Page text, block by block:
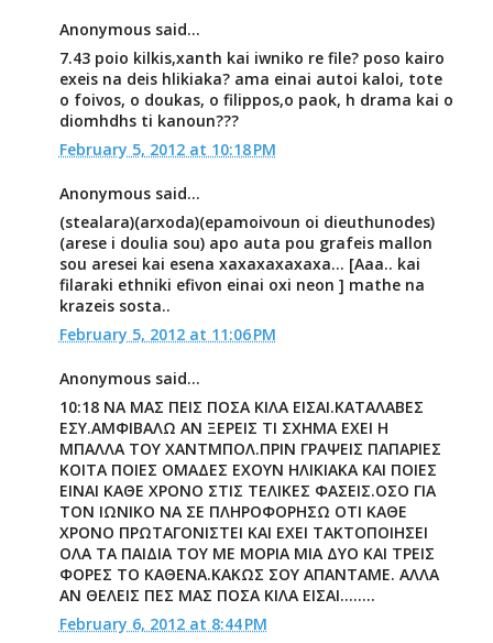
Anonymous said...
7.43 poio kilkis,xanth kai iwniko re file? poso kairo
exeis na deis hlikiaka? ama einai autoi kaloi, tote
o foivos, o doukas, o filippos,o paok, h drama kai o
diomhdhs ti kanoun???
February 5, 2012 at 10:18 PM
Anonymous said...
(stealara)(arxoda)(epamoivoun oi dieuthunodes)
(arese i doulia sou) apo auta pou grafeis mallon
sou aresei kai esena xaxaxaxaxaxa... [Aaa.. kai
filaraki ethniki efivon einai oxi neon ] mathe na
krazeis sosta..
February 5, 2012 at 11:06 PM
Anonymous said...
10:18 ΝΑ ΜΑΣ ΠΕΙΣ ΠΟΣΑ ΚΙΛΑ ΕΙΣΑΙ.ΚΑΤΑΛΑΒΕΣ
ΕΣΥ.ΑΜΦΙΒΑΛΩ ΑΝ ΞΕΡΕΙΣ ΤΙ ΣΧΗΜΑ ΕΧΕΙ Η
ΜΠΑΛΛΑ ΤΟΥ ΧΑΝΤΜΠΟΛ.ΠΡΙΝ ΓΡΑΨΕΙΣ ΠΑΠΑΡΙΕΣ
ΚΟΙΤΑ ΠΟΙΕΣ ΟΜΑΔΕΣ ΕΧΟΥΝ ΗΛΙΚΙΑΚΑ ΚΑΙ ΠΟΙΕΣ
ΕΙΝΑΙ ΚΑΘΕ ΧΡΟΝΟ ΣΤΙΣ ΤΕΛΙΚΕΣ ΦΑΣΕΙΣ.ΟΣΟ ΓΙΑ
ΤΟΝ ΙΩΝΙΚΟ ΝΑ ΣΕ ΠΛΗΡΟΦΟΡΗΣΩ ΟΤΙ ΚΑΘΕ
ΧΡΟΝΟ ΠΡΩΤΑΓΟΝΙΣΤΕΙ ΚΑΙ ΕΧΕΙ ΤΑΚΤΟΠΟΙΗΣΕΙ
ΟΛΑ ΤΑ ΠΑΙΔΙΑ ΤΟΥ ΜΕ ΜΟΡΙΑ ΜΙΑ ΔΥΟ ΚΑΙ ΤΡΕΙΣ
ΦΟΡΕΣ ΤΟ ΚΑΘΕΝΑ.ΚΑΚΩΣ ΣΟΥ ΑΠΑΝΤΑΜΕ. ΑΛΛΑ
ΑΝ ΘΕΛΕΙΣ ΠΕΣ ΜΑΣ ΠΟΣΑ ΚΙΛΑ ΕΙΣΑΙ........
February 6, 2012 at 8:44 PM